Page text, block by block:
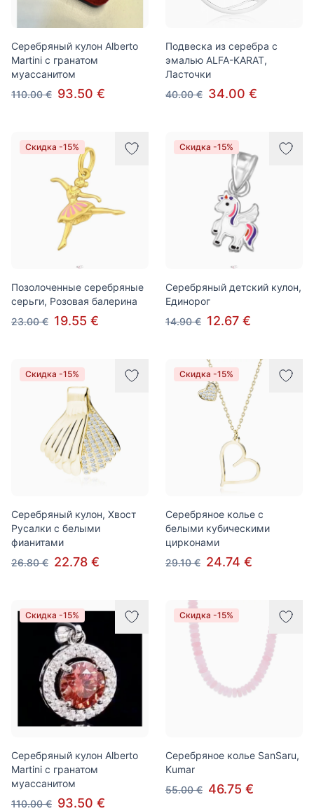
Серебряный кулон Alberto
Martini с гранатом
муассанитом
110.00 € 93.50 €
Подвеска из серебра с
эмалью ALFA-KARAT,
Ласточки
40.00 € 34.00 €
Скидка -15%
Позолоченные серебряные
серьги, Розовая балерина
23.00 € 19.55 €
Скидка -15%
Серебряный детский кулон,
Единорог
14.90 € 12.67 €
Скидка -15%
Серебряный кулон, Хвост
Русалки с белыми
фианитами
26.80 € 22.78 €
Скидка -15%
Серебряное колье с
белыми кубическими
цирконами
29.10 € 24.74 €
Скидка -15%
Серебряный кулон Alberto
Martini с гранатом
муассанитом
110.00 € 93.50 €
Скидка -15%
Серебряное колье SanSaru,
Kumar
55.00 € 46.75 €